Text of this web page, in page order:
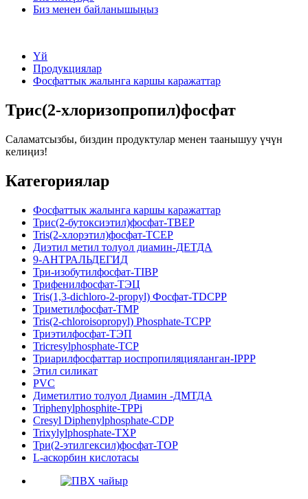
Биз менен байланышыңыз
Үй
Продукциялар
Фосфаттык жалынга каршы каражаттар
Трис(2-хлоризопропил)фосфат
Саламатсызбы, биздин продуктулар менен таанышуу үчүн
келиңиз!
Категориялар
Фосфаттык жалынга каршы каражаттар
Трис(2-бутоксиэтил)фосфат-TBEP
Tris(2-хлорэтил)фосфат-TCEP
Диэтил метил толуол диамин-ДЕТДА
9-АНТРАЛЬДЕГИД
Три-изобутилфосфат-TIBP
Трифенилфосфат-ТЭЦ
Tris(1,3-dichloro-2-propyl) Фосфат-TDCPP
Триметилфосфат-TMP
Tris(2-chloroisopropyl) Phosphate-TCPP
Триэтилфосфат-ТЭП
Tricresylphosphate-TCP
Триарилфосфаттар иоспропиляцияланган-IPPP
Этил силикат
PVC
Диметилтио толуол Диамин -ДМТДА
Triphenylphosphite-TPPi
Cresyl Diphenylphosphate-CDP
Trixylylphosphate-TXP
Три(2-этилгексил)фосфат-TOP
L-аскорбин кислотасы